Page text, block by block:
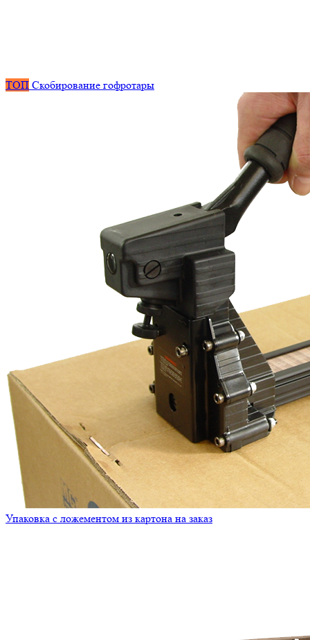
ТОП Скобирование гофротары
Упаковка с ложементом из картона на заказ